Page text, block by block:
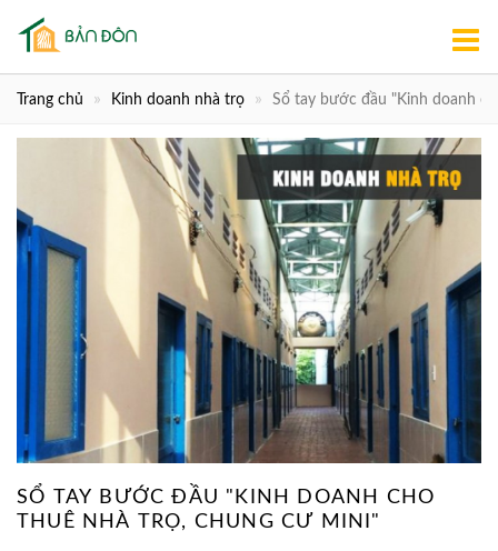
Trang chủ Kinh doanh nhà trọ Sổ tay bước đầu "Kinh doanh
SỔ TAY BƯỚC ĐẦU "KINH DOANH CHO
THUÊ NHÀ TRỌ, CHUNG CƯ MINI"